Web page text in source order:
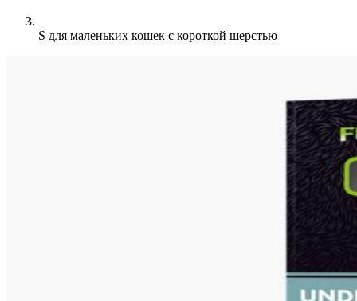
S для маленьких кошек c короткой шерстью